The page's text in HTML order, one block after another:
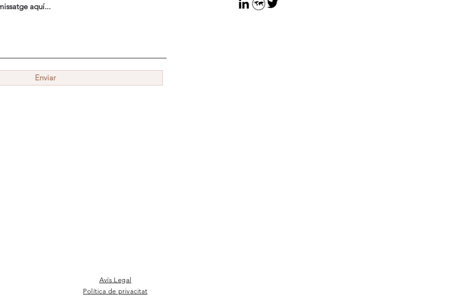
Enviar
Avís Legal
Política de privacitat